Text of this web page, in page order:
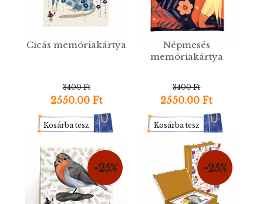
Cicás memóriakártya
3400 Ft
2550.00 Ft
Kosárba tesz
Népmesés
memóriakártya
3400 Ft
2550.00 Ft
Kosárba tesz
-25% -25%